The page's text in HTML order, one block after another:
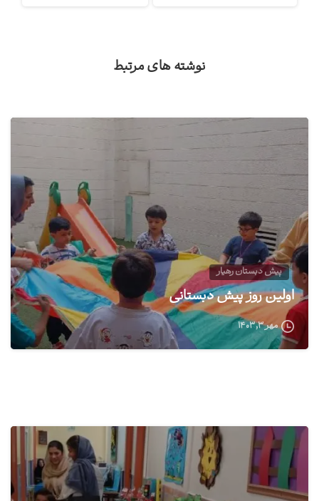
نوشته های مرتبط
پیش دبستان رهیار
اولین روز پیش دبستانی
مهر ۳, ۱۴۰۳